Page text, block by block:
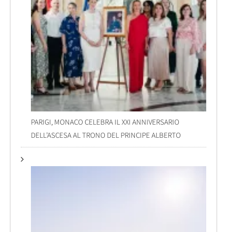
PARIGI, MONACO CELEBRA IL XXI ANNIVERSARIO
DELL’ASCESA AL TRONO DEL PRINCIPE ALBERTO